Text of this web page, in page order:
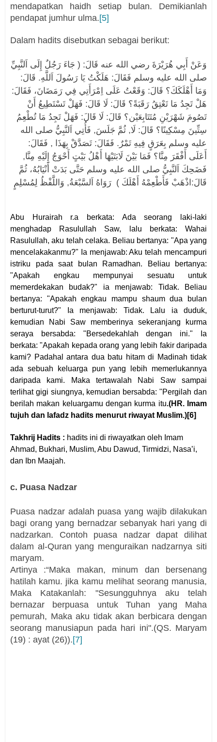
mendapatkan haidh setiap bulan. Demikianlah
pendapat jumhur ulma.[5]
Dalam hadits disebutkan sebagai berikut:
وَعَنْ أَبِي هُرَيْرَةَ رضي الله عنه قَالَ: ( جَاءَ رَجُلٌ إِلَى اَلنَّبِيِّ
صلى الله عليه وسلم فَقَالَ: هَلَكْتُ يَا رَسُولَ اَللَّهِ. قَالَ:
وَمَا أَهْلَكَكَ؟ قَالَ: وَقَعْتُ عَلَى اِمْرَأَتِي فِي رَمَضَانَ، فَقَالَ:
هَلْ تَجِدُ مَا تَعْتِقُ رَقَبَةً؟ قَالَ: لَا قَالَ: فَهَلْ تَسْتَطِيعُ أَنْ
تَصُومَ شَهْرَيْنِ مُتَتَابِعَيْن؟ قَالَ: لَا قَالَ: فَهَلْ تَجِدُ مَا تُطْعِمُ
سِتِّينَ مِسْكِينًا؟ قَالَ: لَا, ثُمَّ جَلَسَ, فَأُتِي اَلنَّبِيُّ صلى الله
عليه وسلم بِعَرَقٍ فِيهِ تَمْرٌ. فَقَالَ: تَصَدَّقْ بِهَذَا , فَقَالَ:
أَعَلَى أَفْقَرَ مِنَّا؟ فَمَا بَيْنَ لَابَتَيْهَا أَهْلُ بَيْتٍ أَحْوَجُ إِلَيْهِ مِنَّا,
فَضَحِكَ اَلنَّبِيُّ صلى الله عليه وسلم حَتَّى بَدَتْ أَنْيَابُهُ، ثُمَّ
قَالَ:اذْهَبْ فَأَطْعِمْهُ أَهْلَكَ ) رَوَاهُ اَلسَّبْعَةُ, وَاللَّفْظُ لِمُسْلِمٍ
Abu Hurairah r.a berkata: Ada seorang laki-laki
menghadap Rasulullah Saw, lalu berkata: Wahai
Rasulullah, aku telah celaka. Beliau bertanya: "Apa yang
mencelakakanmu?" Ia menjawab: Aku telah mencampuri
istriku pada saat bulan Ramadhan. Beliau bertanya:
"Apakah engkau mempunyai sesuatu untuk
memerdekakan budak?" ia menjawab: Tidak. Beliau
bertanya: "Apakah engkau mampu shaum dua bulan
berturut-turut?" Ia menjawab: Tidak. Lalu ia duduk,
kemudian Nabi Saw memberinya sekeranjang kurma
seraya bersabda: "Bersedekahlah dengan ini." Ia
berkata: "Apakah kepada orang yang lebih fakir daripada
kami? Padahal antara dua batu hitam di Madinah tidak
ada sebuah keluarga pun yang lebih memerlukannya
daripada kami. Maka tertawalah Nabi Saw sampai
terlihat gigi siungnya, kemudian bersabda: "Pergilah dan
berilah makan keluargamu dengan kurma itu.(HR. Imam
tujuh dan lafadz hadits menurut riwayat Muslim.)[6]
Takhrij Hadits : hadits ini di riwayatkan oleh Imam
Ahmad, Bukhari, Muslim, Abu Dawud, Tirmidzi, Nasa’i,
dan Ibn Maajah.
c. Puasa Nadzar
Puasa nadzar adalah puasa yang wajib dilakukan
bagi orang yang bernadzar sebanyak hari yang di
nadzarkan. Contoh puasa nadzar dapat dilihat
dalam al-Quran yang menguraikan nadzarnya siti
maryam.
Artinya :“Maka makan, minum dan bersenang
hatilah kamu. jika kamu melihat seorang manusia,
Maka Katakanlah: "Sesungguhnya aku telah
bernazar berpuasa untuk Tuhan yang Maha
pemurah, Maka aku tidak akan berbicara dengan
seorang manusiapun pada hari ini".(QS. Maryam
(19) : ayat (26)).[7]